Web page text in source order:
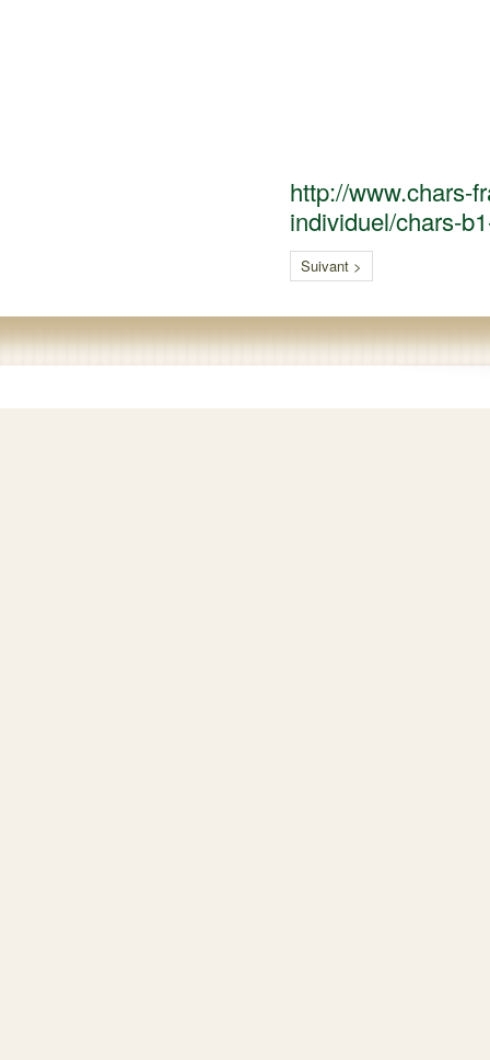
http://www.chars-
individuel/chars-
Suivant >